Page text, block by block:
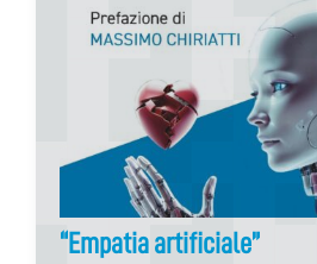
“Empatia artificiale”